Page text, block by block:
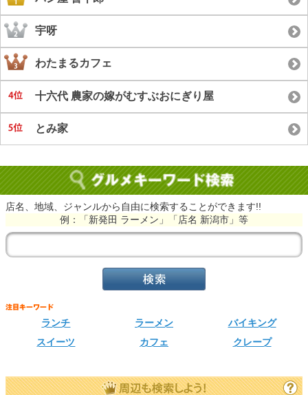
宇呀
わたまるカフェ
十六代 農家の嫁がむすぶおにぎり屋
とみ家
店名、地域、ジャンルから自由に検索することができます!!
例：「新発田 ラーメン」「店名 新潟市」等
ランチ ラーメン
バイキング
スイーツ
カフェ クレープ